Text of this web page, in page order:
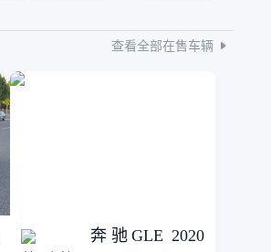
查看全部在售车辆
奔驰GLE 2020